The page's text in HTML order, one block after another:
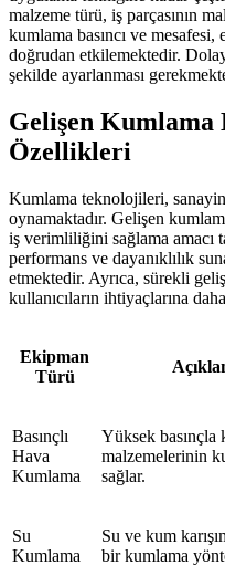
malzeme türü, iş parçasının
kumlama basıncı ve
doğrudan etkilemektedir.
şekilde ayarlanması
Gelişen Kumlama
Özellikleri
Kumlama teknolojileri,
oynamaktadır. Gelişen
iş verimliliğini sağlama amacı
performans ve dayanıklılık
etmektedir. Ayrıca, sürekli
kullanıcıların ihtiyaçlarına
Ekipman
Türü
Basınçlı
Hava
Kumlama
Yüksek basınçla
malzemelerinin
sağlar.
Su
Kumlama
Su ve kum
bir kumlama